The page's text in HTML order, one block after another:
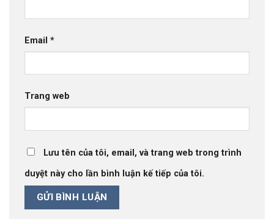
Email *
Trang web
Lưu tên của tôi, email, và trang web trong trình
duyệt này cho lần bình luận kế tiếp của tôi.